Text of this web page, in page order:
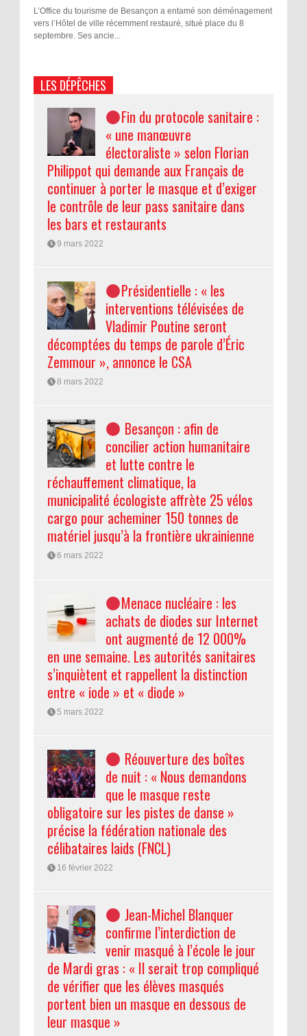
L’Office du tourisme de Besançon a entamé son déménagement
vers l’Hôtel de ville récemment restauré, situé place du 8
septembre. Ses ancie...
LES DÉPÊCHES
Fin du protocole sanitaire :
« une manœuvre
électoraliste » selon Florian
Philippot qui demande aux Français de
continuer à porter le masque et d’exiger
le contrôle de leur pass sanitaire dans
les bars et restaurants
9 mars 2022
Présidentielle : « les
interventions télévisées de
Vladimir Poutine seront
décomptées du temps de parole d’Éric
Zemmour », annonce le CSA
8 mars 2022
Besançon : afin de
concilier action humanitaire
et lutte contre le
réchauffement climatique, la
municipalité écologiste affrète 25 vélos
cargo pour acheminer 150 tonnes de
matériel jusqu’à la frontière ukrainienne
6 mars 2022
Menace nucléaire : les
achats de diodes sur Internet
ont augmenté de 12 000%
en une semaine. Les autorités sanitaires
s’inquiètent et rappellent la distinction
entre « iode » et « diode »
5 mars 2022
Réouverture des boîtes
de nuit : « Nous demandons
que le masque reste
obligatoire sur les pistes de danse »
précise la fédération nationale des
célibataires laids (FNCL)
16 février 2022
Jean-Michel Blanquer
confirme l’interdiction de
venir masqué à l’école le jour
de Mardi gras : « Il serait trop compliqué
de vérifier que les élèves masqués
portent bien un masque en dessous de
leur masque »